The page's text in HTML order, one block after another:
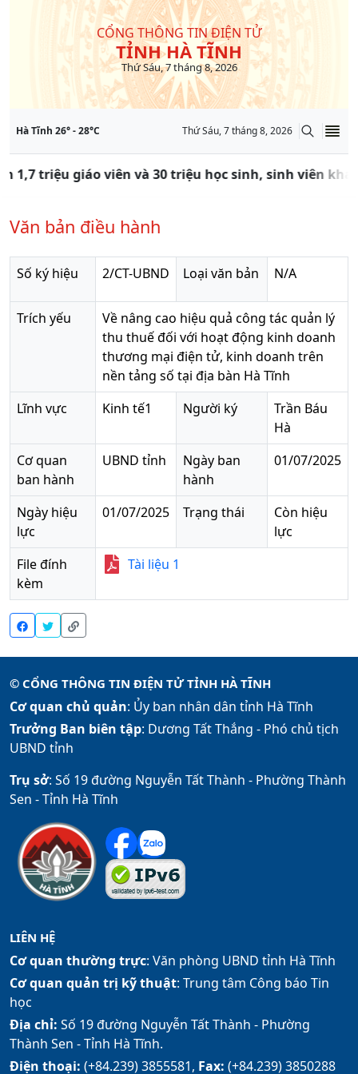
CỔNG THÔNG TIN ĐIỆN TỬ
TỈNH HÀ TĨNH
Thứ Sáu, 7 tháng 8, 2026
Hà Tĩnh 26° -28°C Thứ Sáu, 7 tháng 8, 2026
1,7 triệu giáo viên và 30 triệu học sinh, sinh viên
Văn bản điều hành
Số ký hiệu 2/CT-UBND Loại văn bản N/A
Trích yếu
Về nâng cao hiệu quả công tác quản lý
thu thuế đối với hoạt động kinh doanh
thương mại điện tử, kinh doanh trên
nền tảng số tại địa bàn Hà Tĩnh
Lĩnh vực
Kinh tế1 Người ký
Trần Báu
Hà
Cơ quan
ban hành
UBND tỉnh
Ngày ban
hành
01/07/2025
Ngày hiệu
lực
01/07/2025 Trạng thái
Còn hiệu
lực
File đính
kèm
Tài liệu 1
© CỔNG THÔNG TIN ĐIỆN TỬ TỈNH HÀ TĨNH
Cơ quan chủ quản: Ủy ban nhân dân tỉnh Hà Tĩnh
Trưởng Ban biên tập: Dương Tất Thắng - Phó chủ tịch
UBND tỉnh
Trụ sở: Số 19 đường Nguyễn Tất Thành - Phường Thành
Sen - Tỉnh Hà Tĩnh
LIÊN HỆ
Cơ quan thường trực: Văn phòng UBND tỉnh Hà Tĩnh
Cơ quan quản trị kỹ thuật: Trung tâm Công báo Tin
học
Địa chỉ: Số 19 đường Nguyễn Tất Thành - Phường
Thành Sen - Tỉnh Hà Tĩnh.
Điện thoại: (+84.239) 3855581, Fax: (+84.239) 3850288